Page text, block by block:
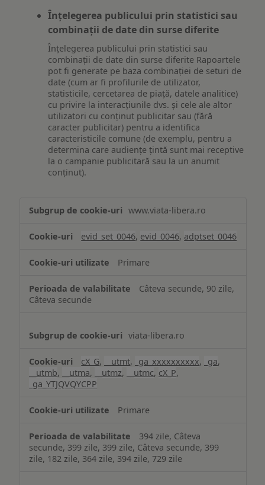
Înțelegerea publicului prin statistici sau
combinații de date din surse diferite
Înțelegerea publicului prin statistici sau
combinații de date din surse diferite Rapoartele
pot fi generate pe baza combinației de seturi de
date (cum ar fi profilurile de utilizator,
statisticile, cercetarea de piață, datele analitice)
cu privire la interacțiunile dvs. și cele ale altor
utilizatori cu conținut publicitar sau (fără
caracter publicitar) pentru a identifica
caracteristicile comune (de exemplu, pentru a
determina care audiențe țintă sunt mai receptive
la o campanie publicitară sau la un anumit
conținut).
www.viata-libera.ro
evid_set_0046, evid_0046, adptset_0046
Primare
Câteva secunde, 90 zile,
Câteva secunde
viata-libera.ro
cX_G, __utmt, _ga_xxxxxxxxxx, _ga,
__utmb, __utma, __utmz, __utmc, cX_P,
_ga_YTJQVQYCPP
Primare
394 zile, Câteva
secunde, 399 zile, 399 zile, Câteva secunde, 399
zile, 182 zile, 364 zile, 394 zile, 729 zile